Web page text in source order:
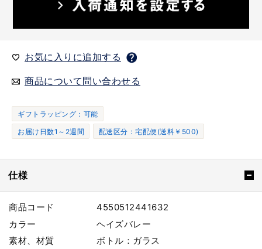
お気に入りに追加する
商品について問い合わせる
ギフトラッピング：可能
お届け日数1～2週間
配送区分：宅配便(送料￥500)
仕様
商品コード
4550512441632
カラー
ヘイズバレー
素材、材質
ボトル：ガラス